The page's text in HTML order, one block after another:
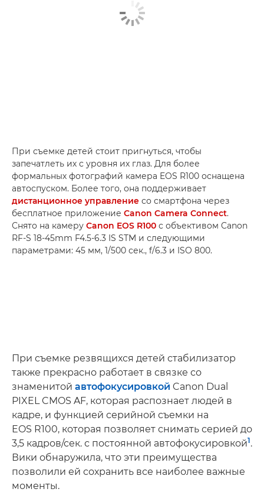
При съемке детей стоит пригнуться, чтобы
запечатлеть их с уровня их глаз. Для более
формальных фотографий камера EOS R100 оснащена
автоспуском. Более того, она поддерживает
дистанционное управление со смартфона через
бесплатное приложение Canon Camera Connect.
Снято на камеру Canon EOS R100 с объективом Canon
RF-S 18-45mm F4.5-6.3 IS STM и следующими
параметрами: 45 мм, 1/500 сек., f/6.3 и ISO 800.
При съемке резвящихся детей стабилизатор
также прекрасно работает в связке со
знаменитой автофокусировкой Canon Dual
PIXEL CMOS AF, которая распознает людей в
кадре, и функцией серийной съемки на
EOS R100, которая позволяет снимать серией до
3,5 кадров/сек. с постоянной автофокусировкой1.
Вики обнаружила, что эти преимущества
позволили ей сохранить все наиболее важные
моменты.